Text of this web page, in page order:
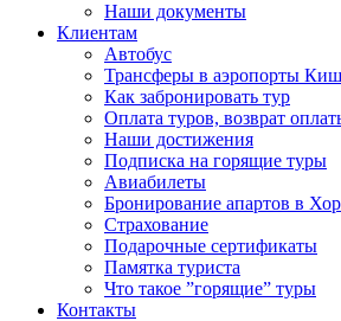
Наши документы
Клиентам
Автобус
Трансферы в аэропорты
Как забронировать тур
Оплата туров, возврат
Наши достижения
Подписка на горящие туры
Авиабилеты
Бронирование апартов в
Страхование
Подарочные сертификаты
Памятка туриста
Что такое ”горящие” туры
Контакты